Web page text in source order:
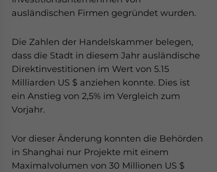
ausländischen Firmen gegründet wurden.
Die Zahlen der Handelskammer belegen,
dass die Stadt in diesem Jahr ausländische
Direktinvestitionen im Wert von 5.15
Milliarden US $ anziehen konnte. Dies ist
ein Anstieg von 2,5% im Vergleich zum
Vorjahr.
Vor dieser Änderung konnten die Behörden
in Shanghai nur Projekte mit einem
Maximalvolumen von 30 Millionen US $
for Asia!
- case sensitive